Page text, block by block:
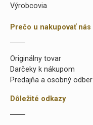
Výrobcovia
Prečo u nakupovať nás
Originálny tovar
Darčeky k nákupom
Predajňa a osobný odber
Dôležité odkazy